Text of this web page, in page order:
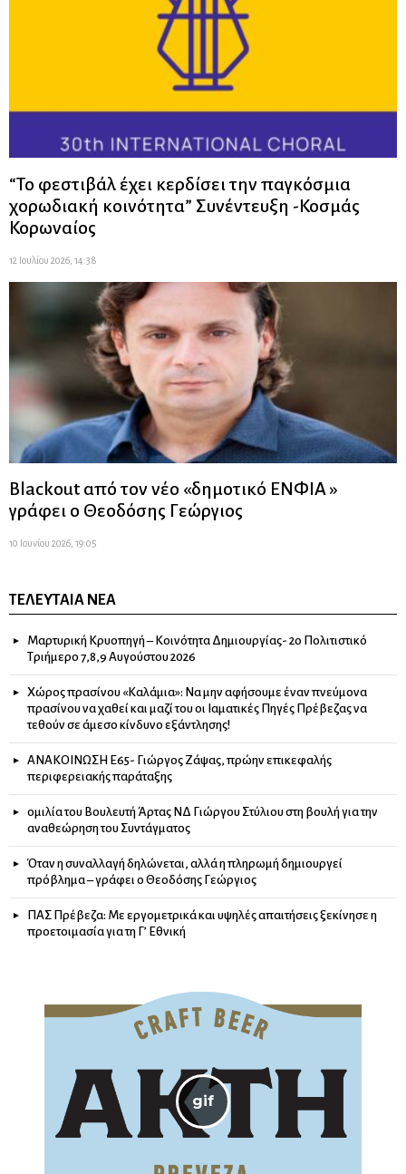
“Το φεστιβάλ έχει κερδίσει την παγκόσμια
χορωδιακή κοινότητα” Συνέντευξη -Κοσμάς
Κορωναίος
12 Ιουλίου 2026, 14:38
Blackout από τον νέο «δημοτικό ΕΝΦΙΑ »
γράφει ο Θεοδόσης Γεώργιος
10 Ιουνίου 2026, 19:05
ΤΕΛΕΥΤΑΊΑ ΝΈΑ
Μαρτυρική Κρυοπηγή – Κοινότητα Δημιουργίας- 2ο Πολιτιστικό
Τριήμερο 7,8,9 Αυγούστου 2026
Χώρος πρασίνου «Καλάμια»: Να μην αφήσουμε έναν πνεύμονα
πρασίνου να χαθεί και μαζί του οι Ιαματικές Πηγές Πρέβεζας να
τεθούν σε άμεσο κίνδυνο εξάντλησης!
ΑΝΑΚΟΙΝΩΣΗ Ε65- Γιώργος Ζάψας, πρώην επικεφαλής
περιφερειακής παράταξης
ομιλία του Βουλευτή Άρτας ΝΔ Γιώργου Στύλιου στη βουλή για την
αναθεώρηση του Συντάγματος
Όταν η συναλλαγή δηλώνεται, αλλά η πληρωμή δημιουργεί
πρόβλημα – γράφει ο Θεοδόσης Γεώργιος
ΠΑΣ Πρέβεζα: Με εργομετρικά και υψηλές απαιτήσεις ξεκίνησε η
προετοιμασία για τη Γ’ Εθνική